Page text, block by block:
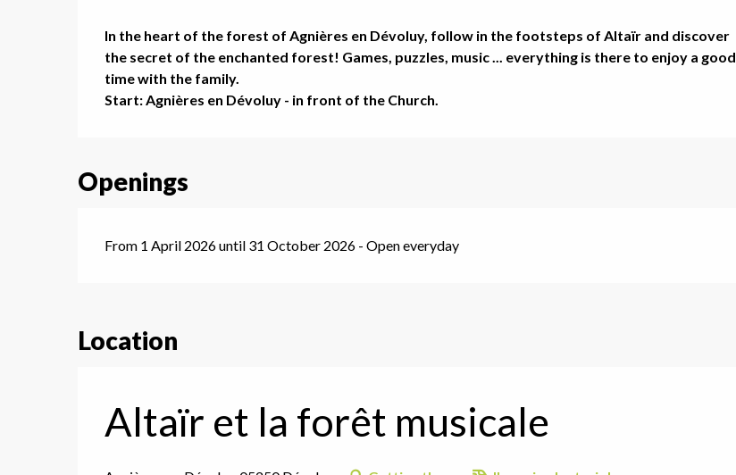
Description
In the heart of the forest of Agnières en Dévoluy, follow in the footsteps of Altaïr and discover
the secret of the enchanted forest! Games, puzzles, music ... everything is there to enjoy a good
time with the family.
Start: Agnières en Dévoluy - in front of the Church.
Openings
From 1 April 2026 until 31 October 2026 - Open everyday
Location
Altaïr et la forêt musicale